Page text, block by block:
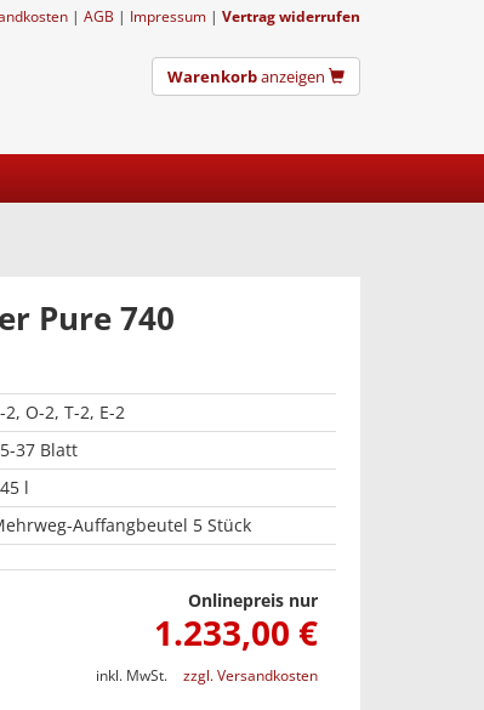
| AGB | Impressum | Vertrag widerrufen
Warenkorbanzeigen
Pure 740
2, O-2, T-2, E-2
37 Blatt
l
Auffangbeutel 5 Stück
Onlinepreis nur
1.233,00 €
inkl. MwSt. zzgl. Versandkosten